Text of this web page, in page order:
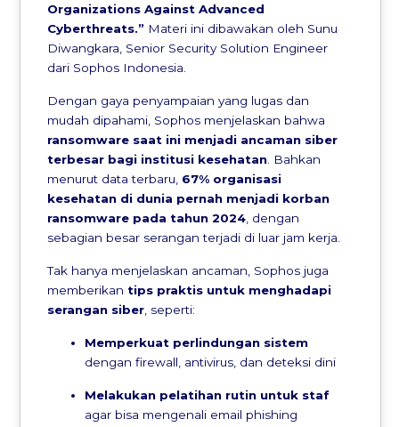
Organizations Against Advanced
Cyberthreats.” Materi ini dibawakan oleh Sunu
Diwangkara, Senior Security Solution Engineer
dari Sophos Indonesia.
Dengan gaya penyampaian yang lugas dan
mudah dipahami, Sophos menjelaskan bahwa
ransomware saat ini menjadi ancaman siber
terbesar bagi institusi kesehatan . Bahkan
menurut data terbaru, 67% organisasi
kesehatan di dunia pernah menjadi korban
ransomware pada tahun 2024 , dengan
sebagian besar serangan terjadi di luar jam kerja.
Tak hanya menjelaskan ancaman, Sophos juga
memberikantips praktis untuk menghadapi
serangan siber , seperti:
Memperkuat perlindungan sistem
dengan firewall, antivirus, dan deteksi dini
Melakukan pelatihan rutin untuk staf
agar bisa mengenali email phishing